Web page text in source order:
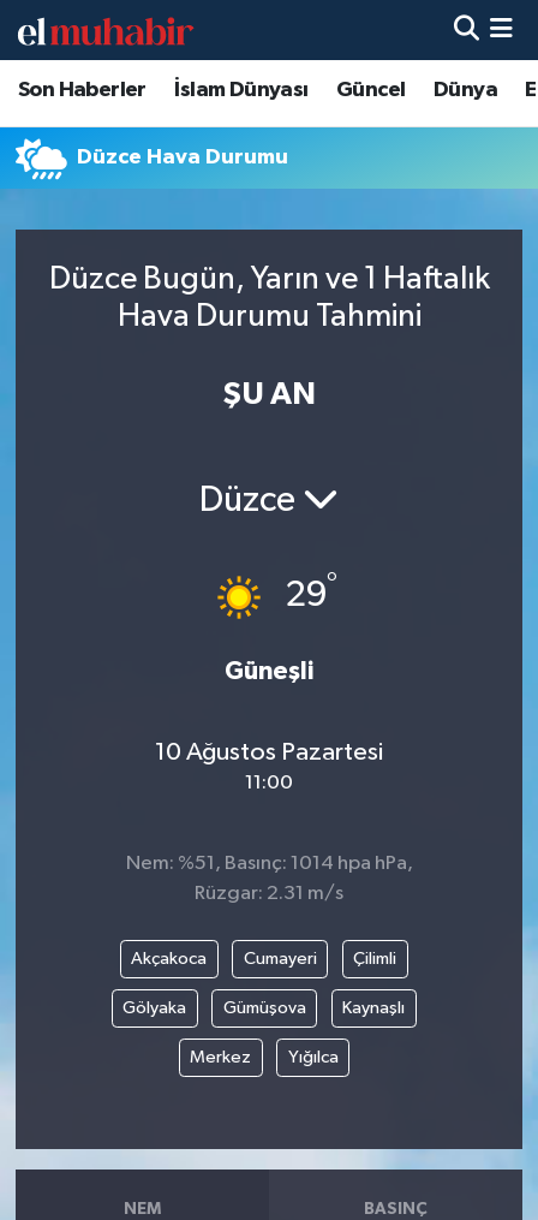
Son Haberler İslam Dünyası Güncel Dünya
Düzce Hava Durumu
Düzce Bugün, Yarın ve 1 Haftalık
Hava Durumu Tahmini
ŞU AN
Düzce
29°
Güneşli
10 Ağustos Pazartesi
11:00
Nem: %51, Basınç: 1014 hpa hPa,
Rüzgar: 2.31 m/s
Akçakoca Cumayeri Çilimli
Gölyaka Gümüşova Kaynaşlı
Merkez Yığılca
NEM BASINÇ
Hava Durumu
Trafik Durumu
Tüm Manşetler